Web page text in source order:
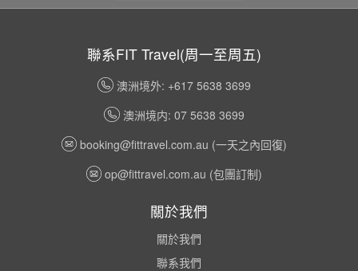
聯系FIT Travel(周一至周五)
澳洲境外: +617 5638 3699
澳洲境内: 07 5638 3699
booking@fittravel.com.au (一天之內回復)
op@fittravel.com.au (包團訂制)
關於我們
關於我們
聯系我們